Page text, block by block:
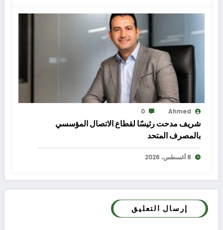
Ahmed
0
شريف مدحت رئيسًا لقطاع الاتصال المؤسسي
بالمصرف المتحد
8 أغسطس، 2026
إرسال التعليق